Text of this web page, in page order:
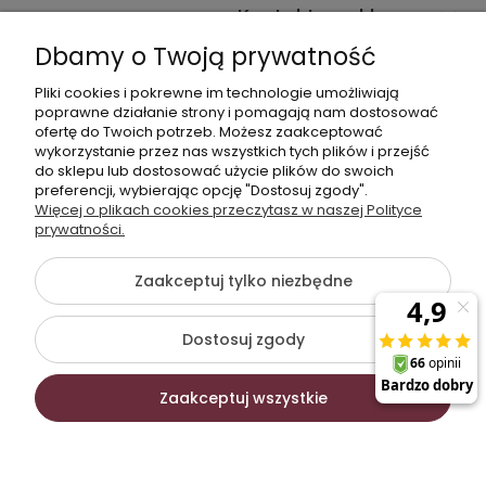
Kontakt ze sklepem
Dane kontaktowe
603377506
sklep@komfort-biuro.pl
Nasz Facebook
©2026 Wszelkie Prawa Zastrzeżone | Komfort Biuro - meble
biurowe
Szablon Flex byEcommercy
Dbamy o Twoją prywatność
Pliki cookies i pokrewne im technologie umożliwiają
poprawne działanie strony i pomagają nam dostosować
ofertę do Twoich potrzeb. Możesz zaakceptować
wykorzystanie przez nas wszystkich tych plików i przejść
do sklepu lub dostosować użycie plików do swoich
preferencji, wybierając opcję "Dostosuj zgody".
Więcej o plikach cookies przeczytasz w naszej Polityce
prywatności.
Zaakceptuj tylko niezbędne
Dostosuj zgody
Zaakceptuj wszystkie